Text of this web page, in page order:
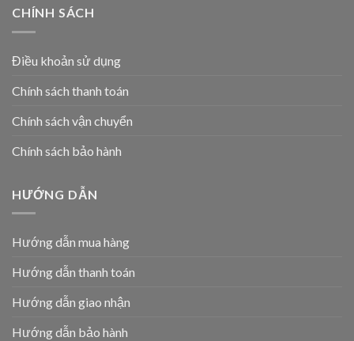
CHÍNH SÁCH
Điều khoản sử dụng
Chính sách thanh toán
Chính sách vận chuyển
Chính sách bảo hành
HƯỚNG DẪN
Hướng dẫn mua hàng
Hướng dẫn thanh toán
Hướng dẫn giao nhận
Hướng dẫn bảo hành